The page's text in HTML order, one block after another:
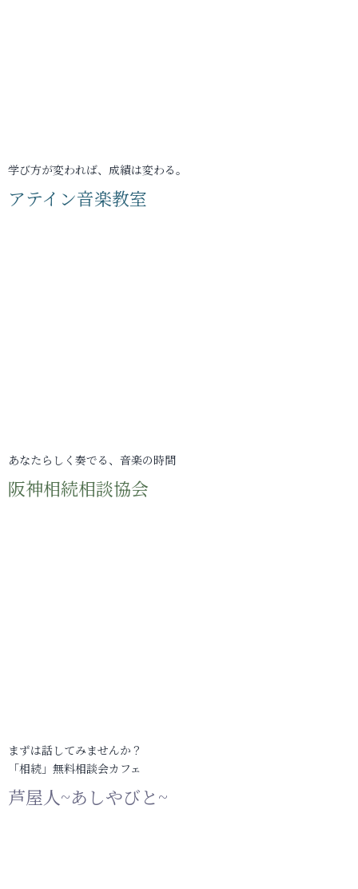
学び方が変われば、成績は変わる。
アテイン音楽教室
あなたらしく奏でる、音楽の時間
阪神相続相談協会
まずは話してみませんか？
「相続」無料相談会カフェ
芦屋人~あしやびと~